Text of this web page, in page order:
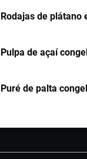
Rodajas de plátano
Pulpa de açaí
Puré de palta